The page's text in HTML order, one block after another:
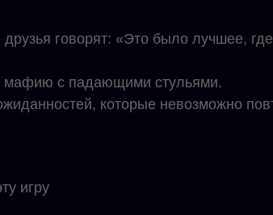
друзья говорят: «Это было лучшее,
мафию с падающими стульями.
которые невозможно
игру